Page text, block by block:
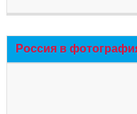
Россия в